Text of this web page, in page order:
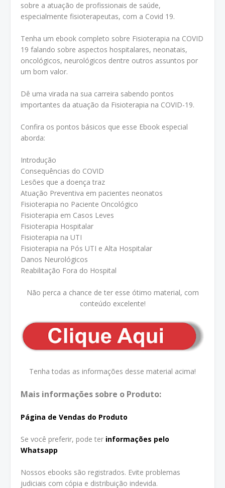
sobre a atuação de profissionais de saúde,
especialmente fisioterapeutas, com a Covid 19.
Tenha um ebook completo sobre Fisioterapia na COVID
19 falando sobre aspectos hospitalares, neonatais,
oncológicos, neurológicos dentre outros assuntos por
um bom valor.
Dê uma virada na sua carreira sabendo pontos
importantes da atuação da Fisioterapia na COVID-19.
Confira os pontos básicos que esse Ebook especial
aborda:
Introdução
Consequências do COVID
Lesões que a doença traz
Atuação Preventiva em pacientes neonatos
Fisioterapia no Paciente Oncológico
Fisioterapia em Casos Leves
Fisioterapia Hospitalar
Fisioterapia na UTI
Fisioterapia na Pós UTI e Alta Hospitalar
Danos Neurológicos
Reabilitação Fora do Hospital
Não perca a chance de ter esse ótimo material, com
conteúdo excelente!
Tenha todas as informações desse material acima!
Mais informações sobre o Produto:
Página de Vendas do Produto
Se você preferir, pode ter informações pelo
Whatsapp
Nossos ebooks são registrados. Evite problemas
judiciais com cópia e distribuição indevida.